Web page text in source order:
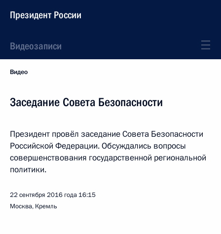
Президент России
Видеозаписи
Видео
Заседание Совета Безопасности
Президент провёл заседание Совета Безопасности
Российской Федерации. Обсуждались вопросы
совершенствования государственной региональной
политики.
22 сентября 2016 года 16:15
Москва, Кремль